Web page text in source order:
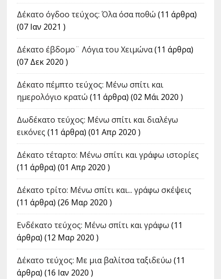
Δέκατο όγδοο τεύχος: Όλα όσα ποθώ (11 άρθρα)
(07 Ιαν 2021 )
Δέκατο έβδομο¨ Λόγια του Χειμώνα(11 άρθρα)
(07 Δεκ 2020 )
Δέκατο πέμπτο τεύχος: Μένω σπίτι και
ημερολόγιο κρατώ (11 άρθρα) (02 Μάι 2020 )
Δωδέκατο τεύχος: Μένω σπίτι και διαλέγω
εικόνες (11 άρθρα) (01 Απρ 2020 )
Δέκατο τέταρτο: Μένω σπίτι και γράφω ιστορίες
(11 άρθρα) (01 Απρ 2020 )
Δέκατο τρίτο: Μένω σπίτι και... γράφω σκέψεις
(11 άρθρα) (26 Μαρ 2020 )
Ενδέκατο τεύχος: Μένω σπίτι και γράφω (11
άρθρα) (12 Μαρ 2020 )
Δέκατο τεύχος: Με μια βαλίτσα ταξιδεύω (11
άρθρα) (16 Ιαν 2020 )